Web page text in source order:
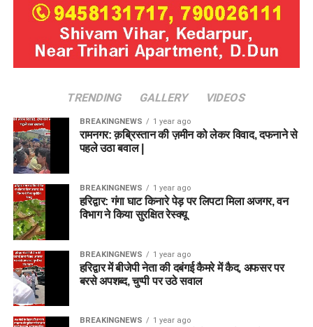
TRENDING GALLERY VIDEOS
BREAKINGNEWS 1 year ago
रामनगर: क़ब्रिस्तान की ज़मीन को लेकर विवाद, दफनाने से
पहले उठा बवाल |
BREAKINGNEWS 1 year ago
हरिद्वार: गंगा घाट किनारे पेड़ पर लिपटा मिला अजगर, वन
विभाग ने किया सुरक्षित रेस्क्यू
BREAKINGNEWS 1 year ago
हरिद्वार में बीजेपी नेता की दबंगई कैमरे में कैद, अफसर पर
बरसे अपशब्द, चुप्पी पर उठे सवाल
BREAKINGNEWS 1 year ago